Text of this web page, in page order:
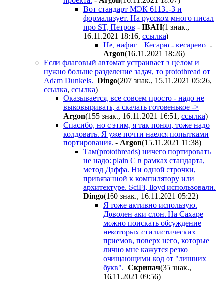
Вот стандарт МЭК 61131-3 и
формализует. На русском много писал
про ST, Петров - IBAH(1 знак.,
16.11.2021 18:16, ссылка)
Не, нафиг... Кесарю - кесарево. -
Argon(16.11.2021 18:26)
Если флаговый автомат устраивает в целом и
нужно больше разделение задач, то protothread от
Adam Dunkels. Dingo(207 знак., 15.11.2021 05:26,
ссылка, ссылка)
Оказывается, все совсем просто - надо не
выковыривать, а скачать готовенькое ->
Argon(155 знак., 16.11.2021 16:51 , ссылка)
Спасибо, но с этим, я так понял, тоже надо
колдовать. Я уже почти наелся попытками
портирования. - Argon(15.11.2021 11:38)
Там(protothreads) ничего портировать
не надо: plain C в рамках стандарта,
метод Даффа. Ни одной строчки,
привязанной к компилятору или
архитектуре. SciFi, lloyd использовали.
Dingo(160 знак., 16.11.2021 05:22)
Я тоже активно использую.
Доволен аки слон. На Сахаре
можно поискать обсуждение
некоторых стилистических
приемов, поверх него, которые
лично мне кажутся резко
очищающими код от "лишних
букв". Cкpипaч(35 знак.,
16.11.2021 09:56)